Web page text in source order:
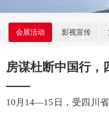
会展活动 影视宣传
房谋杜断中国行，
10月14—15日，受四川